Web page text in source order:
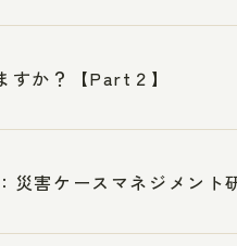
か？【Part２】
災害ケースマネジメント